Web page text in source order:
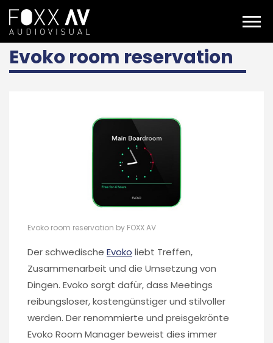
DE evoko room reservation
Evoko room reservation
Evoko room reservation by FOXX AV
Der schwedische Evoko liebt Treffen,
Zusammenarbeit und die Umsetzung von
Dingen. Evoko sorgt dafür, dass Meetings
reibungsloser, kostengünstiger und stilvoller
werden. Der renommierte und preisgekrönte
Evoko Room Manager beweist dies immer